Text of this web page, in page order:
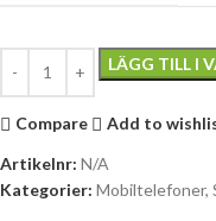
LÄGG TILL I
Compare
Add to
Artikelnr: N/A
Kategorier: Mobiltelefoner,